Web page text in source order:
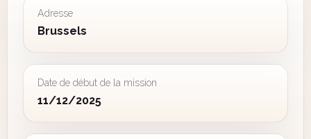
Adresse
Brussels
Date de début de la mission
11/12/2025